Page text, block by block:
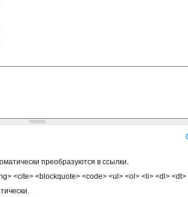
преобразуются в ссылки.
<cite> <blockquote> <code> <ul> <ol> <li> <dl> <dt>